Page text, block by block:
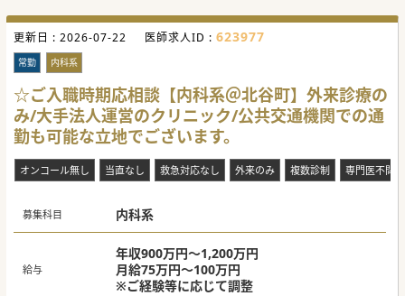
更新日 : 2026-07-22 医師求人ID : 623977
常勤 内科系
☆ご入職時期応相談【内科系＠北谷町】外来診療の
み/大手法人運営のクリニック/公共交通機関での通
勤も可能な立地でございます。
オンコール無し 当直なし 救急対応なし 外来のみ 複数診制 専門医不問
募集科目 内科系
給与
年収900万円～1,200万円
月給75万円～100万円
※ご経験等に応じて調整